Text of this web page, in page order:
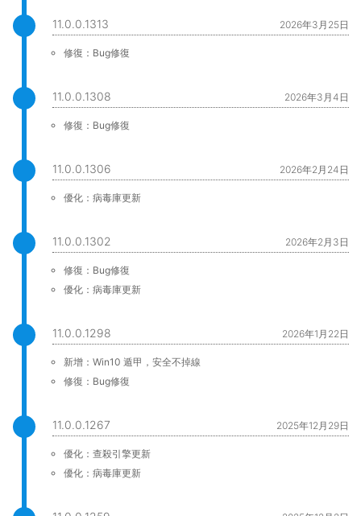
11.0.0.1313 2026年3月25日
修復：Bug修復
11.0.0.1308 2026年3月4日
修復：Bug修復
11.0.0.1306 2026年2月24日
優化：病毒庫更新
11.0.0.1302 2026年2月3日
修復：Bug修復
優化：病毒庫更新
11.0.0.1298 2026年1月22日
新增：Win10 遁甲，安全不掉線
修復：Bug修復
11.0.0.1267 2025年12月29日
優化：查殺引擎更新
優化：病毒庫更新